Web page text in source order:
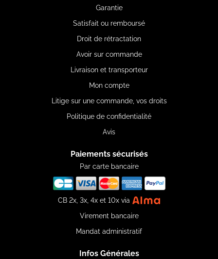
Garantie
Satisfait ou remboursé
Droit de rétractation
Avoir sur commande
Livraison et transporteur
Mon compte
Litige sur une commande, vos droits
Politique de confidentialité
Avis
Paiements sécurisés
Par carte bancaire
CB 2x, 3x, 4x et 10x via
Virement bancaire
Mandat administratif
Infos Générales